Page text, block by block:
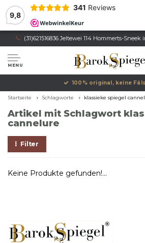
9,8
341 Reviews
(31)621516836 Jeltewei 114 Hommerts-Sneek
MENU
100% original, keine
Startseite Schlagworte klassieke spiegel
Artikel mit Schlagwort
cannelure
Filter
Keine Produkte gefunden!...